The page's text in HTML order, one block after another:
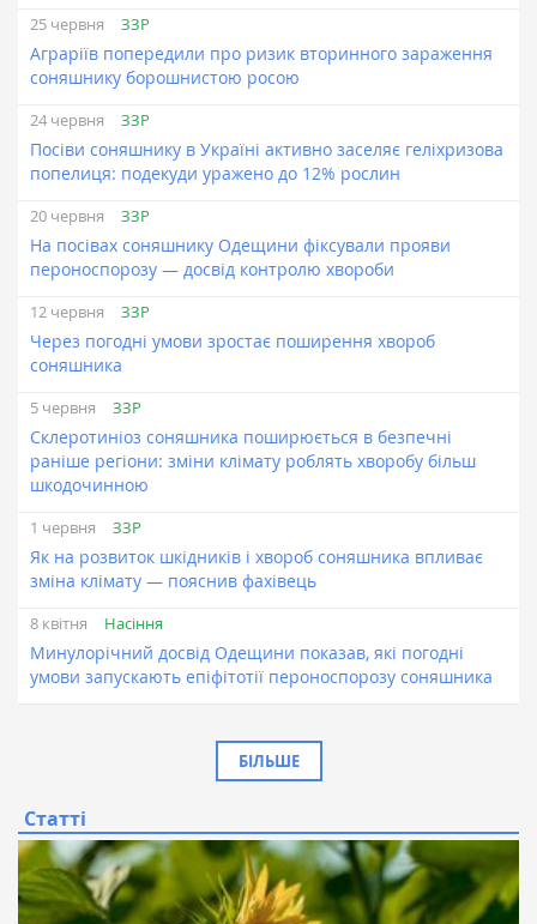
25 червня ЗЗР
Аграріїв попередили про ризик вторинного зараження
соняшнику борошнистою росою
24 червня ЗЗР
Посіви соняшнику в Україні активно заселяє геліхризова
попелиця: подекуди уражено до 12% рослин
20 червня ЗЗР
На посівах соняшнику Одещини фіксували прояви
пероноспорозу — досвід контролю хвороби
12 червня ЗЗР
Через погодні умови зростає поширення хвороб
соняшника
5 червня ЗЗР
Склеротиніоз соняшника поширюється в безпечні
раніше регіони: зміни клімату роблять хворобу більш
шкодочинною
1 червня ЗЗР
Як на розвиток шкідників і хвороб соняшника впливає
зміна клімату — пояснив фахівець
8 квітня Насіння
Минулорічний досвід Одещини показав, які погодні
умови запускають епіфітотії пероноспорозу соняшника
БІЛЬШЕ
Статті